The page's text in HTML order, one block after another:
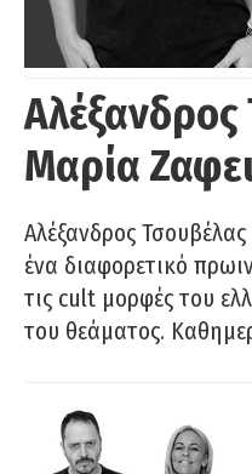
Μαρία
Αλέξανδρος
ένα διαφορετικό
τις cult μορφές του
του θεάματος.